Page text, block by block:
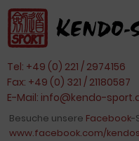
Tel: +49 (0) 221 / 2974156
Fax: +49 (0) 321 / 21180587
E-Mail: info@kendo-
Besuche unsere Facebook-
www.facebook.com/